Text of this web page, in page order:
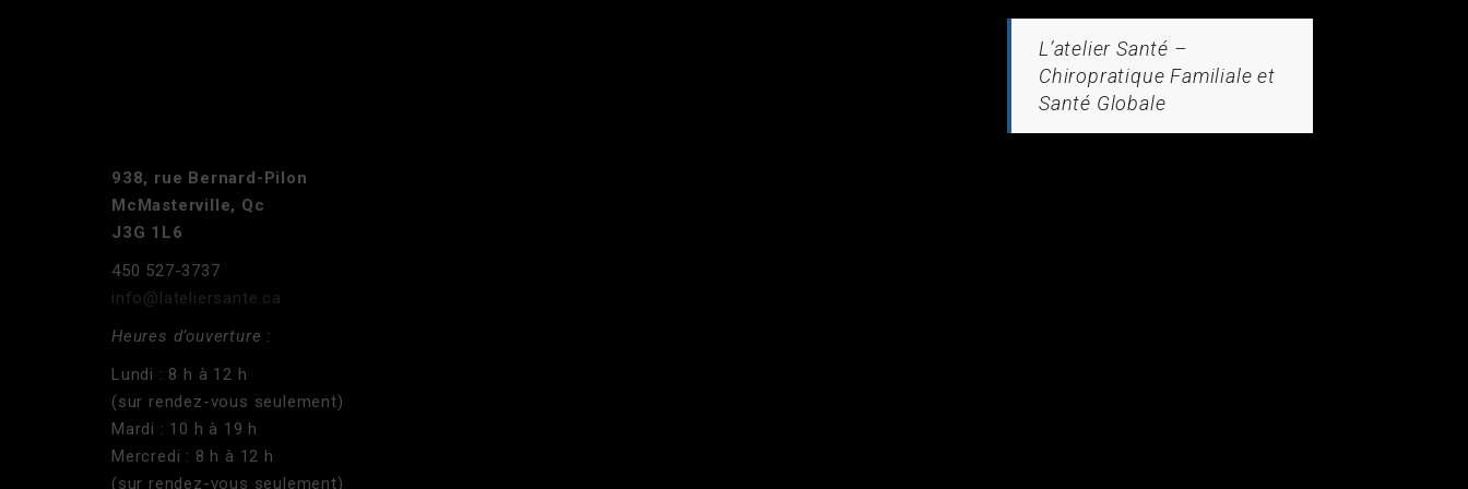
938, rue Bernard-Pilon
McMasterville, Qc
J3G 1L6
450 527-3737
info@lateliersante.ca
Heures d’ouverture :
Lundi : 8 h à 12 h
(sur rendez-vous seulement)
Mardi : 10 h à 19 h
Mercredi : 8 h à 12 h
(sur rendez-vous seulement)
L’atelier Santé –
Chiropratique Familiale et
Santé Globale